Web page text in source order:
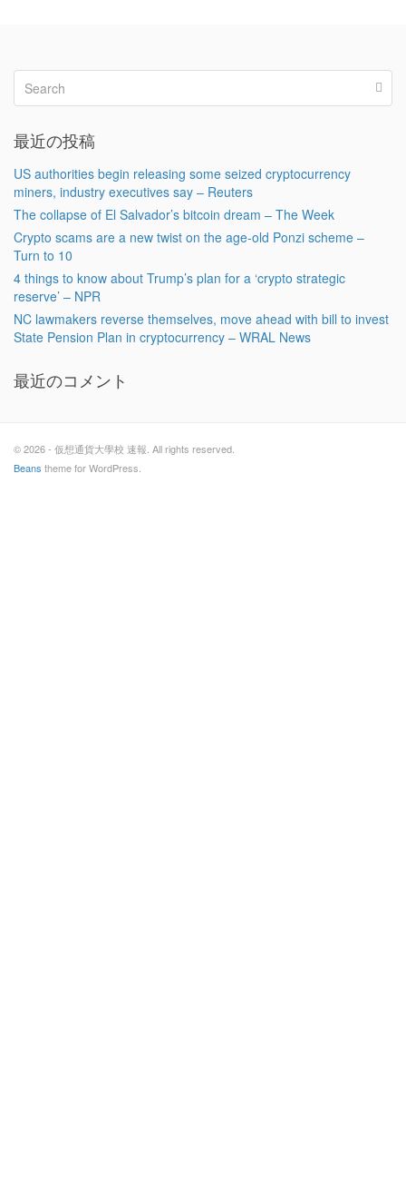
最近の投稿
US authorities begin releasing some seized cryptocurrency
miners, industry executives say – Reuters
The collapse of El Salvador’s bitcoin dream – The Week
Crypto scams are a new twist on the age-old Ponzi scheme –
Turn to 10
4 things to know about Trump’s plan for a ‘crypto strategic
reserve’ – NPR
NC lawmakers reverse themselves, move ahead with bill to invest
State Pension Plan in cryptocurrency – WRAL News
最近のコメント
© 2026 - 仮想通貨大學校 速報. All rights reserved.
Beans theme for WordPress.